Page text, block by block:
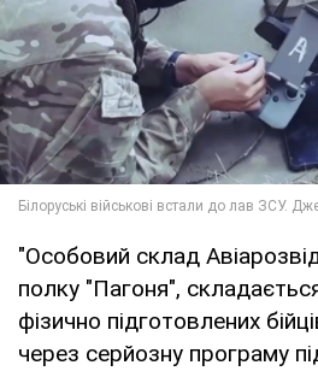
"Особовий склад
полку "Пагоня",
фізично підготовлених
через серйозну програму